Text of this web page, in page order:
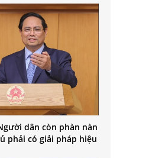
dân còn phàn nàn
phải có giải pháp hiệu